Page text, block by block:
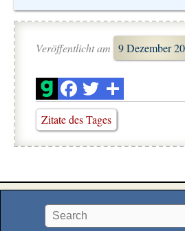
Veröffentlicht am 9 Dezember
Zitate des Tages